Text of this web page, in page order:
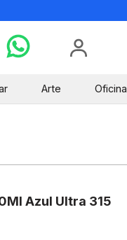
Arte Oficina
Azul Ultra 315